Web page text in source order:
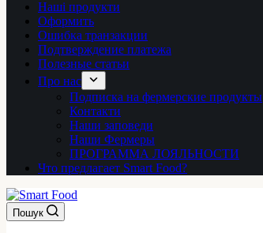
Наші продукти
Оформить
Ошибка транзакции
Подтверждение платежа
Полезные статьи
Про нас
Подписка на фермерские продукты
Контакти
Наши заповеди
Наши Фермеры
ПРОГРАММА ЛОЯЛЬНОСТИ
Что предлагает Smart Food?
Пошук